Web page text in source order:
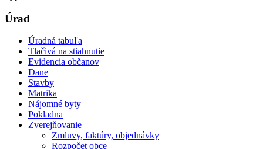
Úrad
Úradná tabuľa
Tlačivá na stiahnutie
Evidencia občanov
Dane
Stavby
Matrika
Nájomné byty
Pokladna
Zverejňovanie
Zmluvy, faktúry, objednávky
Rozpočet obce